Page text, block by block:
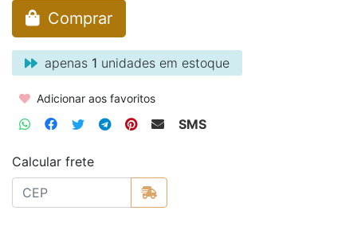
Comprar
apenas 1 unidades em estoque
Adicionar aos favoritos
SMS
Calcular frete